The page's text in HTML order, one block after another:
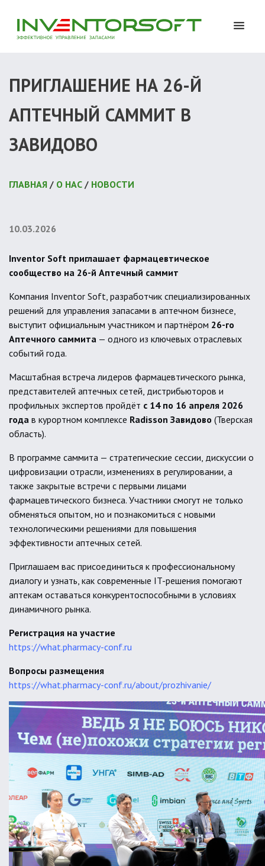
ПРИГЛАШЕНИЕ НА 26-Й
АПТЕЧНЫЙ САММИТ В
ЗАВИДОВО
ГЛАВНАЯ / О НАС / НОВОСТИ
10.03.2026
Inventor Soft приглашает фармацевтическое
сообщество на 26-й Аптечный саммит
Компания Inventor Soft, разработчик специализированных
решений для управления запасами в аптечном бизнесе,
выступит официальным участником и партнёром 26-го
Аптечного саммита — одного из ключевых отраслевых
событий года.
Масштабная встреча лидеров фармацевтического рынка,
представителей аптечных сетей, дистрибьюторов и
профильных экспертов пройдёт с 14 по 16 апреля 2026
года в курортном комплексе Radisson Завидово (Тверская
область).
В программе саммита — стратегические сессии, дискуссии о
цифровизации отрасли, изменениях в регулировании, а
также закрытые встречи с первыми лицами
фармацевтического бизнеса. Участники смогут не только
обменяться опытом, но и познакомиться с новыми
технологическими решениями для повышения
эффективности аптечных сетей.
Приглашаем вас присоединиться к профессиональному
диалогу и узнать, как современные IT-решения помогают
аптекам оставаться конкурентоспособными в условиях
динамичного рынка.
Регистрация на участие
https://what.pharmacy-conf.ru
Вопросы размещения
https://what.pharmacy-conf.ru/about/prozhivanie/